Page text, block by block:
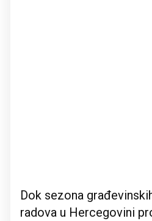
Dok sezona
radova u Hercegovini